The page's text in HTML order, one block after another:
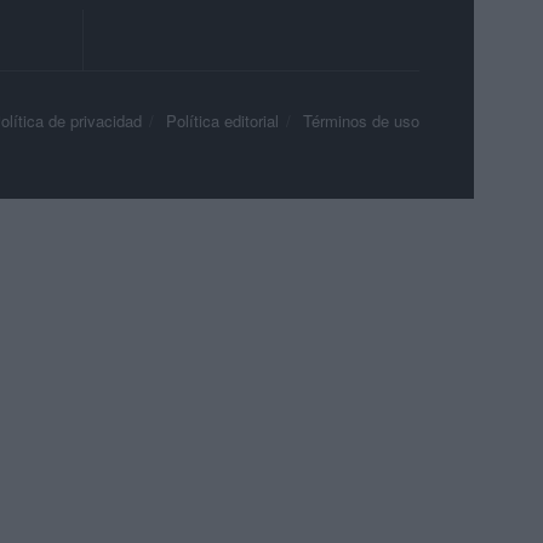
de privacidad Política editorial Términos de uso